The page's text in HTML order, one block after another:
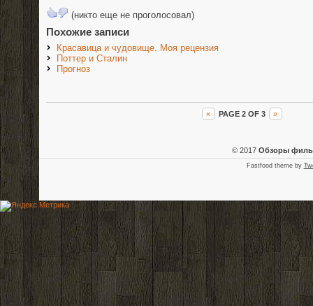
(никто еще не проголосовал)
Похожие записи
Красавица и чудовище. Моя рецензия
Поттер и Сталин
Прогноз
« PAGE 2 OF 3 »
© 2017 Обзоры
Fastfood theme by